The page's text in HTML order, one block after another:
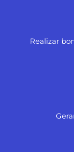
Realizar